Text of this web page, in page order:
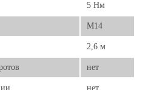
5 Нм
М14
2,6 м
нет
нет